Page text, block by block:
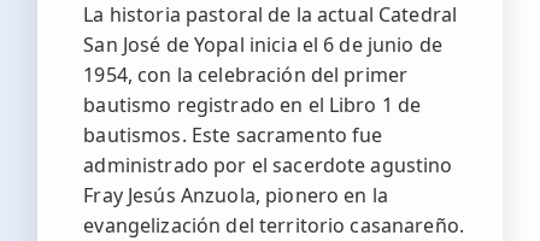
La historia pastoral de la actual Catedral
San José de Yopal inicia el 6 de junio de
1954, con la celebración del primer
bautismo registrado en el Libro 1 de
bautismos. Este sacramento fue
administrado por el sacerdote agustino
Fray Jesús Anzuola, pionero en la
evangelización del territorio casanareño.